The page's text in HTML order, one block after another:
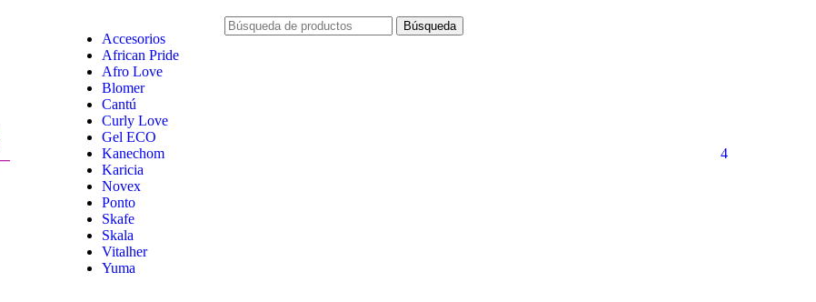
Accesorios
African Pride
Afro Love
Blomer
Cantú
Curly Love
Gel ECO
Kanechom
Karicia
Novex
Ponto
Skafe
Skala
Vitalher
Yuma
Búsqueda
4